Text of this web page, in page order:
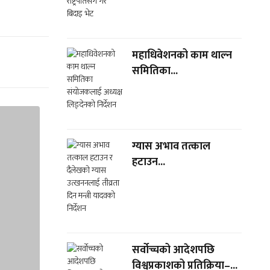
महाधिवेशनको काम थाल्न
समितिका...
ग्यास अभाव तत्काल
हटाउन...
सर्वोच्चको आदेशपछि
विश्वप्रकाशको प्रतिक्रिया–...